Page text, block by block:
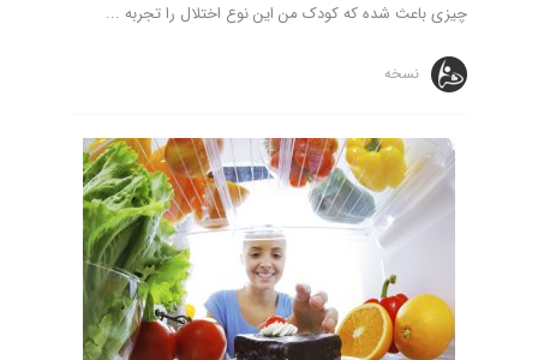
چیزی باعث شده که کودک من این نوع اختلال را تجربه ...
نسخه